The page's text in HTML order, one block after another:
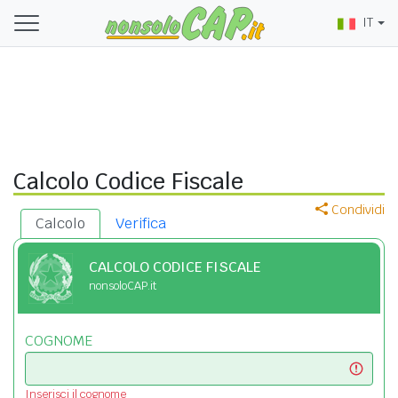
IT
Calcolo Codice Fiscale
Condividi
Calcolo Verifica
CALCOLO CODICE FISCALE
nonsoloCAP.it
COGNOME
Inserisci il cognome